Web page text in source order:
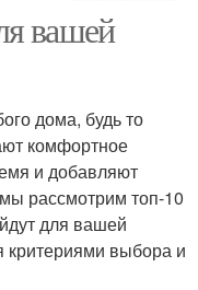
по типу
вашей
дома, будь то
комфортное
и добавляют
мы рассмотрим топ-10
для вашей
критериями выбора и